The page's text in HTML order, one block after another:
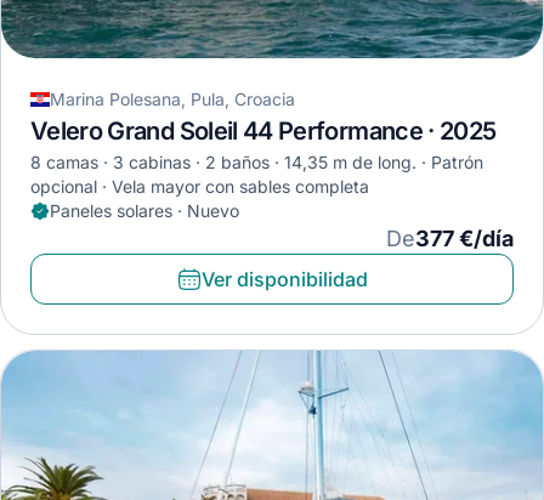
Marina Polesana, Pula, Croacia
Velero Grand Soleil 44 Performance · 2025
8 camas 3 cabinas 2 baños 14,35 m de long.
Patrón
opcional
Vela mayor con sables completa
Paneles solares · Nuevo
De377 €/día
Ver disponibilidad